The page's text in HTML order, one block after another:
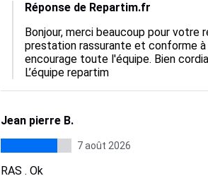
Réponse de Repartim.fr
Bonjour, merci beaucoup pour votre
prestation rassurante et conforme
encourage toute l'équipe. Bien
L’équipe repartim
Jean pierre B.
7 août 2026
RAS . Ok